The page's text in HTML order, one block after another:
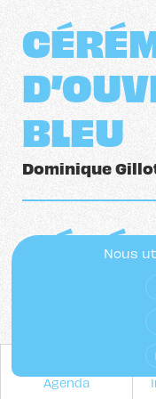
Agenda
BLEU
Dominique
DE
Nous